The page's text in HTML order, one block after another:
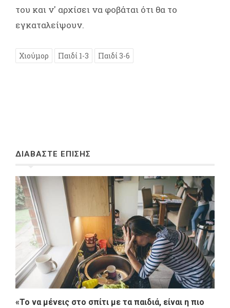
του και ν' αρχίσει να φοβάται ότι θα το
εγκαταλείψουν.
Χιούμορ Παιδί 1-3 Παιδί 3-6
ΔΙΑΒΑΣΤΕ ΕΠΙΣΗΣ
«Το να μένεις στο σπίτι με τα παιδιά, είναι η πιο